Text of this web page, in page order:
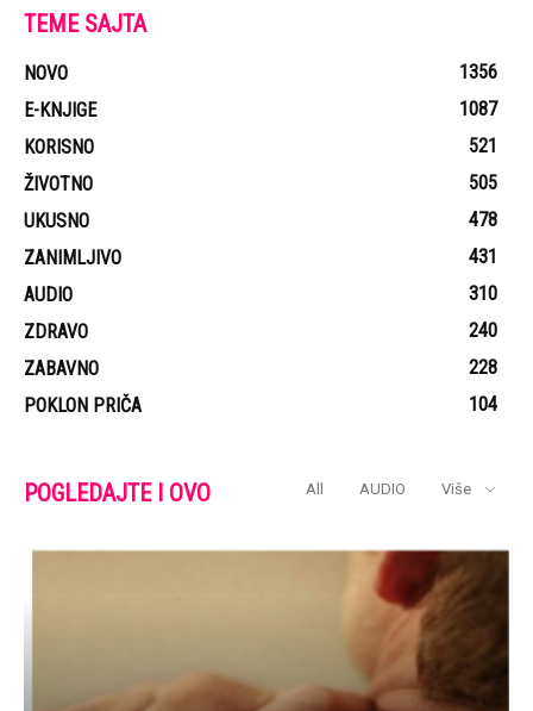
TEME SAJTA
NOVO
1356
E-KNJIGE
1087
KORISNO
521
ŽIVOTNO
505
UKUSNO
478
ZANIMLJIVO
431
AUDIO
310
ZDRAVO
240
ZABAVNO
228
POKLON PRIČA
104
POGLEDAJTE I OVO All AUDIO Više